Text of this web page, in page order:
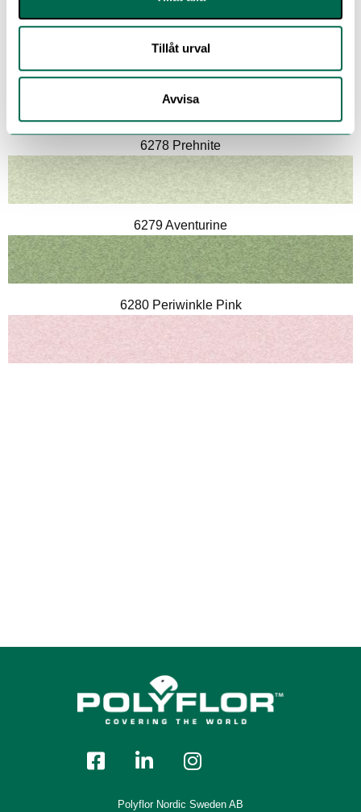
Tillåt urval
Avvisa
6278 Prehnite
6279 Aventurine
6280 Periwinkle Pink
6285 Toasted Mauve
Polyflor Nordic Sweden AB